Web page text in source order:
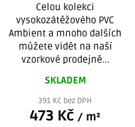
Celou kolekci
vysokozátěžového PVC
Ambient a mnoho dalších
můžete vidět na naší
vzorkové prodejně...
SKLADEM
391 Kč bez DPH
473 Kč / m²